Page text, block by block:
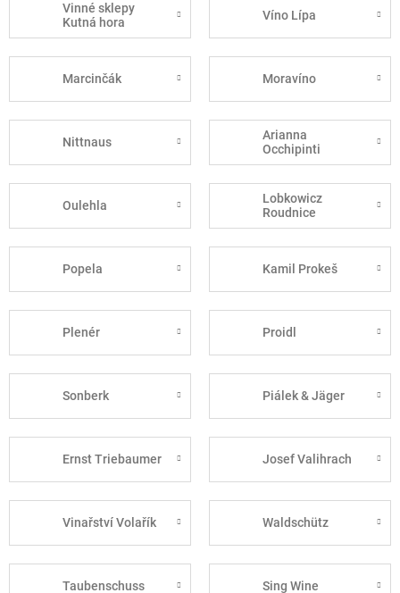
Vinné sklepy
Kutná hora
Víno Lípa
Marcinčák Moravíno
Nittnaus
Arianna
Occhipinti
Oulehla
Lobkowicz
Roudnice
Popela Kamil Prokeš
Plenér Proidl
Sonberk Piálek & Jäger
Ernst Triebaumer Josef Valihrach
Vinařství Volařík Waldschütz
Taubenschuss Sing Wine